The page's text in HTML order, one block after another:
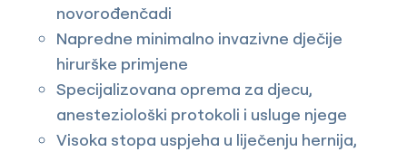
novorođenčadi
Napredne minimalno invazivne dječije
hirurške primjene
Specijalizovana oprema za djecu,
anesteziološki protokoli i usluge njege
Visoka stopa uspjeha u liječenju hernija,